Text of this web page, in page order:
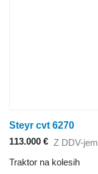
Steyr cvt 6270
113.000 € Z DDV-jem
Traktor na kolesih